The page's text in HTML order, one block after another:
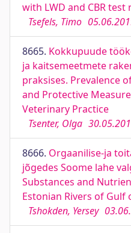
with LWD and CBR test
Tsefels, Timo
8665. Kokkupuude
ja kaitsemeetmete
praksises. Prevalence
and Protective
Veterinary Practice
Tsenter, Olga
8666. Orgaanilise-ja
jõgedes Soome lahe
Substances and
Estonian Rivers of Gulf
Tshokden, Yersey